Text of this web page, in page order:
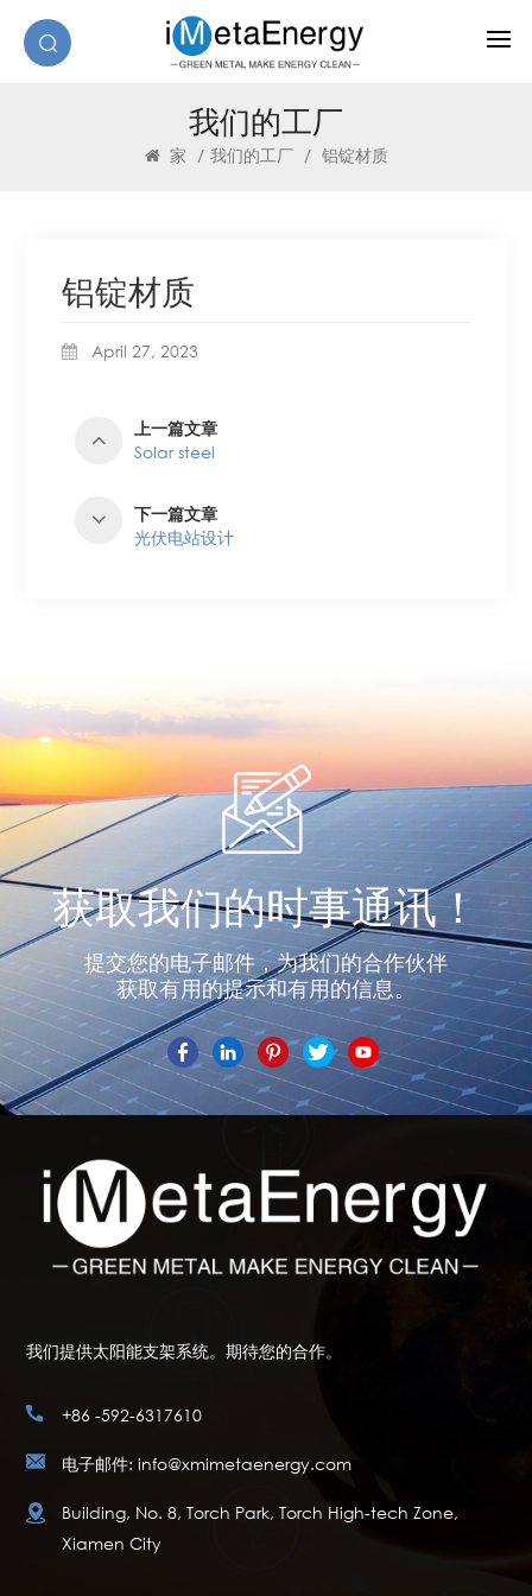
我们的工厂
家 / 我们的工厂 / 铝锭材质
铝锭材质
April 27, 2023
上一篇文章
Solar steel
下一篇文章
光伏电站设计
获取我们的时事通讯！
提交您的电子邮件，为我们的合作伙伴
获取有用的提示和有用的信息。
我们提供太阳能支架系统。期待您的合作。
+86 -592-6317610
电子邮件: info@xmimetaenergy.com
Building, No. 8, Torch Park, Torch High-tech Zone,
Xiamen City